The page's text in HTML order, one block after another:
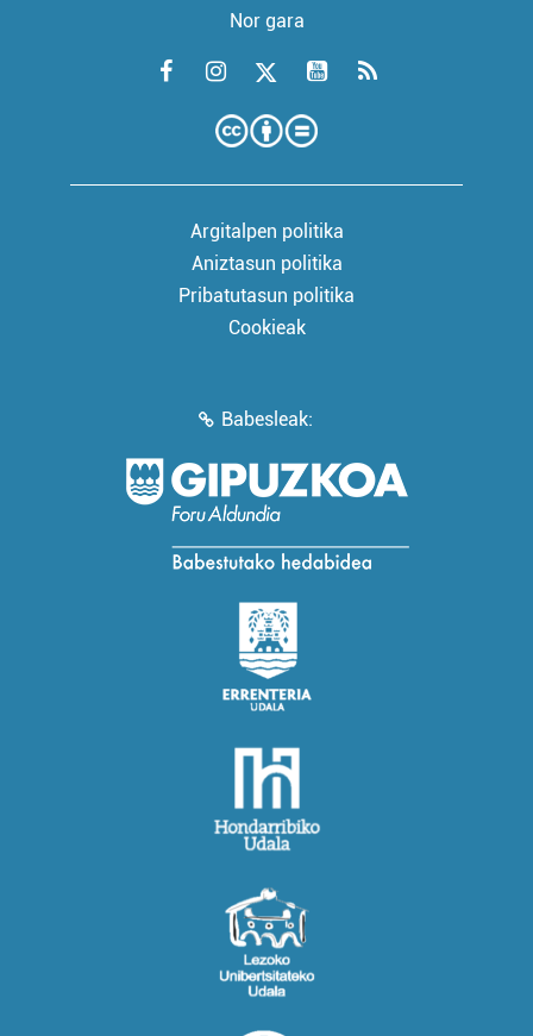
Nor gara
Argitalpen politika
Aniztasun politika
Pribatutasun politika
Cookieak
Babesleak: